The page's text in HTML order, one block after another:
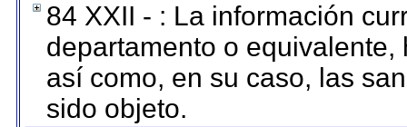
84 XXII - : La información
departamento o
así como, en su caso, las
sido objeto.